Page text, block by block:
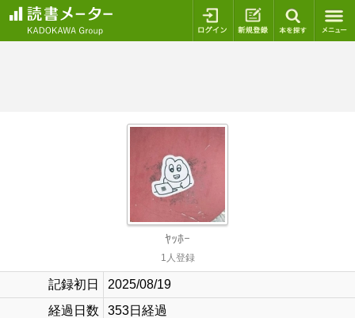
ログイン 新規登録
ﾔｯﾎｰ
1人登録
記録初日
2025/08/19
経過日数
353日経過